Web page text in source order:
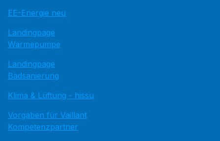
EE-Energie neu
Landingpage
Wärmepumpe
Landingpage
Badsanierung
Klima & Lüftung - hissu
Vorgaben für Vaillant
Kompetenzpartner